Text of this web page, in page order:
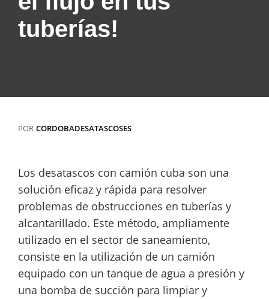
tuberías!
POR CORDOBADESATASCOSES
Los desatascos con camión cuba son una
solución eficaz y rápida para resolver
problemas de obstrucciones en tuberías y
alcantarillado. Este método, ampliamente
utilizado en el sector de saneamiento,
consiste en la utilización de un camión
equipado con un tanque de agua a presión y
una bomba de succión para limpiar y